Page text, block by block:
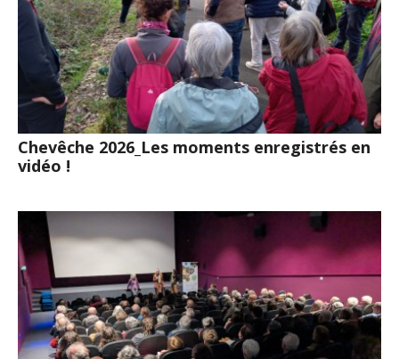
Chevêche 2026_Les moments enregistrés en
vidéo !